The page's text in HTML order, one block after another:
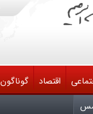
اقتصاد گوناگون